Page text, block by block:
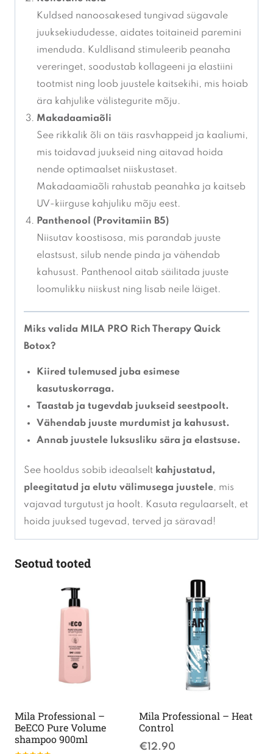
Kuldsed nanoosakesed tungivad sügavale
juuksekiududesse, aidates toitaineid paremini
imenduda. Kuldlisand stimuleerib peanaha
vereringet, soodustab kollageeni ja elastiini
tootmist ning loob juustele kaitsekihi, mis hoiab
ära kahjulike välistegurite mõju.
Makadaamiaõli
See rikkalik õli on täis rasvhappeid ja kaaliumi,
mis toidavad juukseid ning aitavad hoida
nende optimaalset niiskustaset.
Makadaamiaõli rahustab peanahka ja kaitseb
UV-kiirguse kahjuliku mõju eest.
Panthenool (Provitamiin B5)
Niisutav koostisosa, mis parandab juuste
elastsust, silub nende pinda ja vähendab
kahusust. Panthenool aitab säilitada juuste
loomulikku niiskust ning lisab neile läiget.
Miks valida MILA PRO Rich Therapy Quick
Botox?
Kiired tulemused juba esimese
kasutuskorraga.
Taastab ja tugevdab juukseid seestpoolt.
Vähendab juuste murdumist ja kahusust.
Annab juustele luksusliku sära ja elastsuse.
See hooldus sobib ideaalselt kahjustatud,
pleegitatud ja elutu välimusega juustele, mis
vajavad turgutust ja hoolt. Kasuta regulaarselt, et
hoida juuksed tugevad, terved ja säravad!
Seotud tooted
Mila Professional –
BeECO Pure Volume
shampoo 900ml
Mila Professional – Heat
Control
€12.90